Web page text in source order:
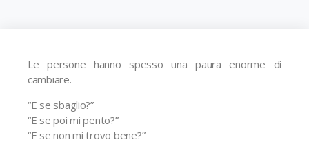
Le persone hanno spesso una paura enorme di
cambiare.
“E se sbaglio?”
“E se poi mi pento?”
“E se non mi trovo bene?”